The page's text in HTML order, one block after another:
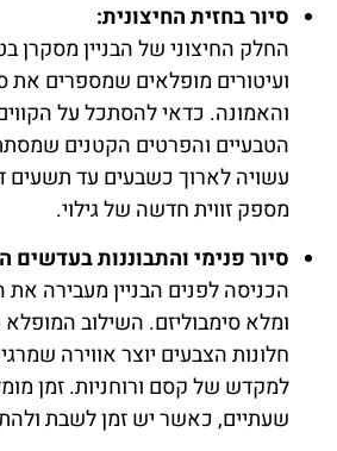
סיור בחזית החיצונית:
החלק החיצוני של הבניין מסקרן
ועיטורים מופלאים שמספרים את
והאמונה. כדאי להסתכל על
הטבעיים והפרטים הקטנים
עשויה לארוך כשבעים עד
מספק זווית חדשה של גילוי.
סיור פנימי והתבוננות בעדשים
הכניסה לפנים הבניין מעבירה
ומלא סימבוליזם. השילוב
חלונות הצבעים יוצר אווירה
למקדש של קסם ורוחניות. זמן
שעתיים, כאשר יש זמן לשבת